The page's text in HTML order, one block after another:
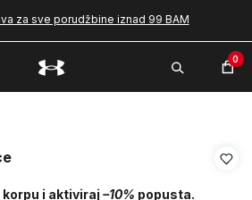
za sve porudžbine iznad 99 BAM
0
korpu i aktiviraj –10% popusta.